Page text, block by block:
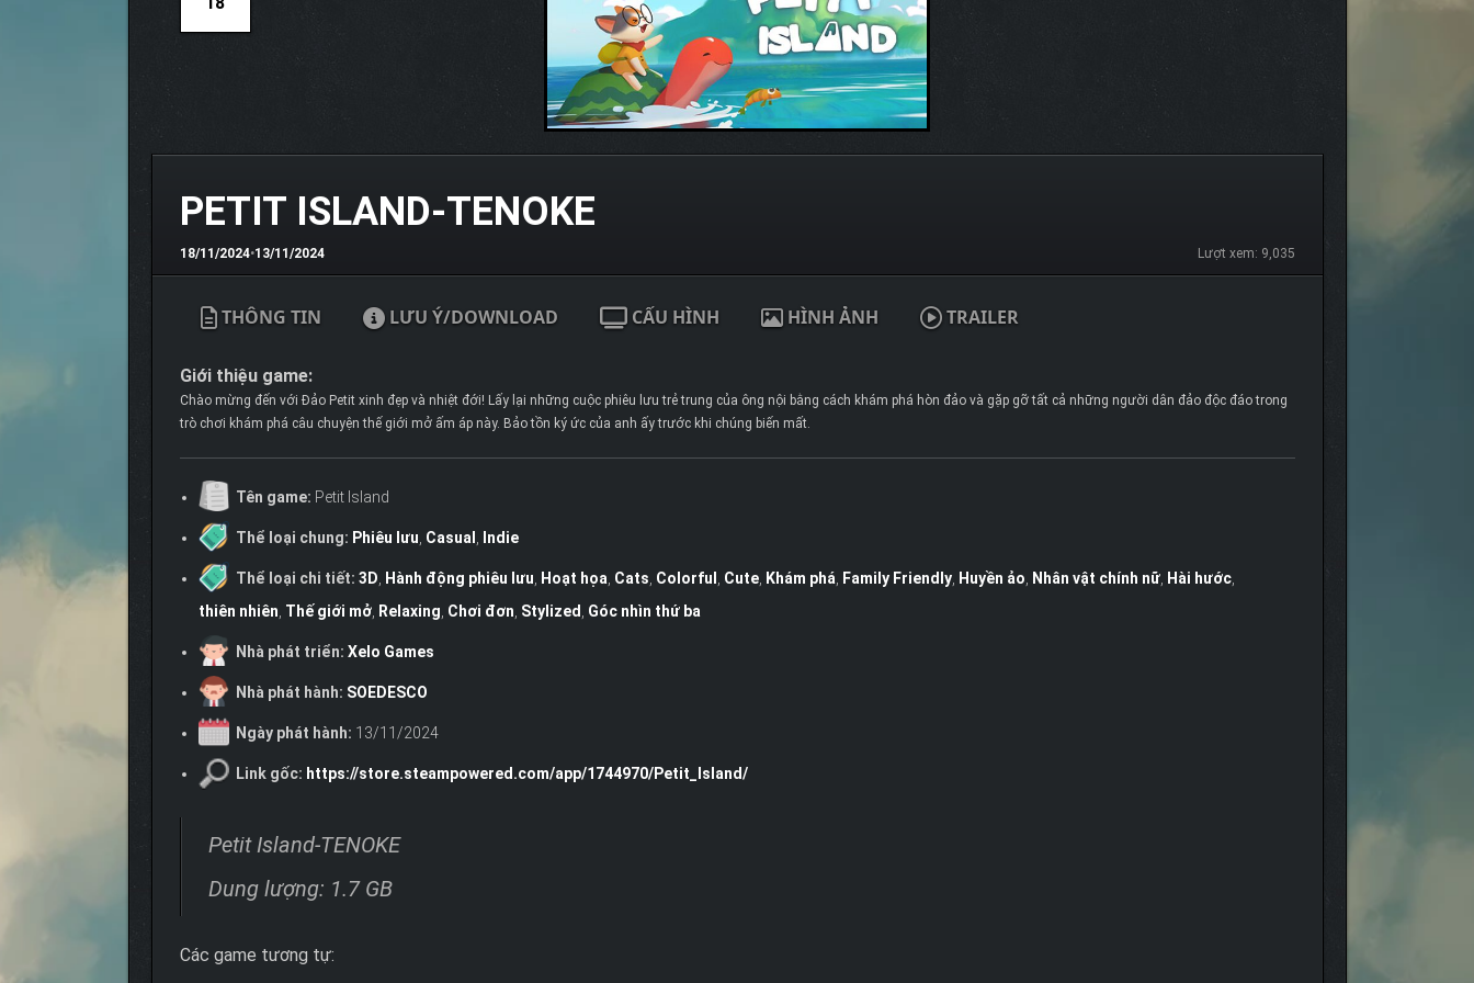
PETIT ISLAND-TENOKE
18/11/2024•13/11/2024 Lượt xem: 9,035
THÔNG TIN LƯU Ý/DOWNLOAD CẤU HÌNH HÌNH ẢNH TRAILER
Giới thiệu game:
Chào mừng đến với Đảo Petit xinh đẹp và nhiệt đới! Lấy lại những cuộc phiêu lưu trẻ trung của ông nội bằng cách khám phá hòn đảo và gặp gỡ tất cả những người dân đảo độc đáo trong
trò chơi khám phá câu chuyện thế giới mở ấm áp này. Bảo tồn ký ức của anh ấy trước khi chúng biến mất.
Tên game: Petit Island
Thể loại chung: Phiêu lưu Casual Indie
Thể loại chi tiết: 3D Hành động phiêu lưu Hoạt họa Cats Colorful Cute, Khám phá Family Friendly, Huyền ảo Nhân vật chính nữ, Hài hước,
thiên nhiên Thế giới mở, Relaxing Chơi đơn Stylized Góc nhìn thứ ba
Nhà phát triển: Xelo Games
Nhà phát hành: SOEDESCO
Ngày phát hành: 13/11/2024
Link gốc: https://store.steampowered.com/app/1744970/Petit_Island/
Petit Island-TENOKE
Dung lượng: 1.7 GB
Các game tương tự: